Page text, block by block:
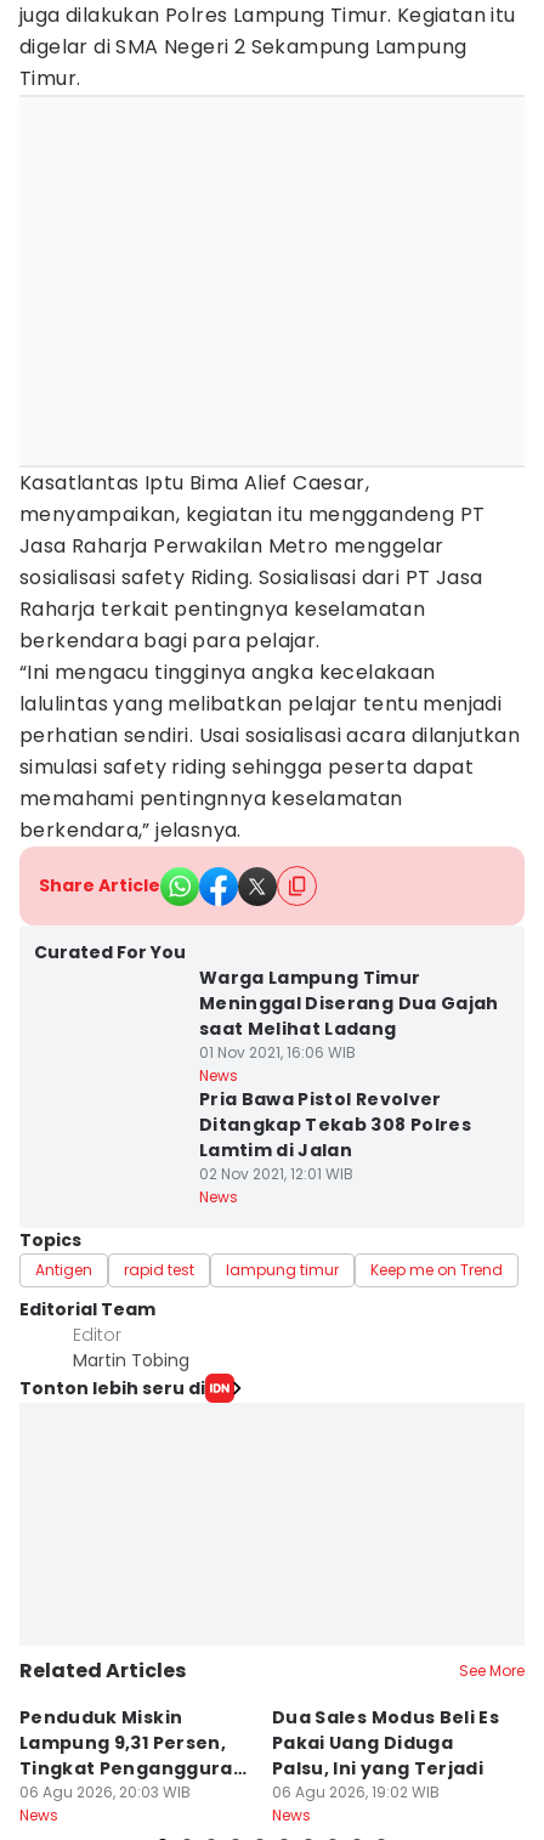
juga dilakukan Polres Lampung Timur. Kegiatan itu
digelar di SMA Negeri 2 Sekampung Lampung
Timur.
Kasatlantas Iptu Bima Alief Caesar,
menyampaikan, kegiatan itu menggandeng PT
Jasa Raharja Perwakilan Metro menggelar
sosialisasi safety Riding. Sosialisasi dari PT Jasa
Raharja terkait pentingnya keselamatan
berkendara bagi para pelajar.
“Ini mengacu tingginya angka kecelakaan
lalulintas yang melibatkan pelajar tentu menjadi
perhatian sendiri. Usai sosialisasi acara dilanjutkan
simulasi safety riding sehingga peserta dapat
memahami pentingnnya keselamatan
berkendara,” jelasnya.
Share Article
Curated For You
Warga Lampung Timur
Meninggal Diserang Dua Gajah
saat Melihat Ladang
01 Nov 2021, 16:06 WIB
News
Pria Bawa Pistol Revolver
Ditangkap Tekab 308 Polres
Lamtim di Jalan
02 Nov 2021, 12:01 WIB
News
Topics
Antigen rapid test lampung timur Keep me on Trend
Editorial Team
Editor
Martin Tobing
Tonton lebih seru di
Related Articles See More
Penduduk Miskin
Lampung 9,31 Persen,
Tingkat Pengangguran
Terbuka Naik
06 Agu 2026, 20:03 WIB
News
Dua Sales Modus Beli Es
Pakai Uang Diduga
Palsu, Ini yang Terjadi
06 Agu 2026, 19:02 WIB
News